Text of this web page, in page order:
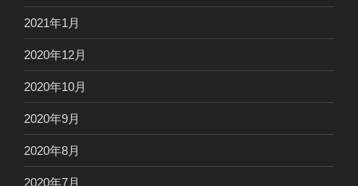
2021年1月
2020年12月
2020年10月
2020年9月
2020年8月
2020年7月